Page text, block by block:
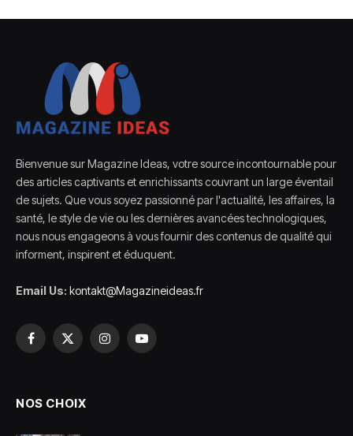
Bienvenue sur Magazine Ideas, votre source incontournable pour
des articles captivants et enrichissants couvrant un large éventail
de sujets. Que vous soyez passionné par l'actualité, les affaires, la
santé, le style de vie ou les dernières avancées technologiques,
nous nous engageons à vous fournir des contenus de qualité qui
informent, inspirent et éduquent.
Email Us: kontakt@Magazineideas.fr
Facebook
X
InstagramYouTube
NOS CHOIX